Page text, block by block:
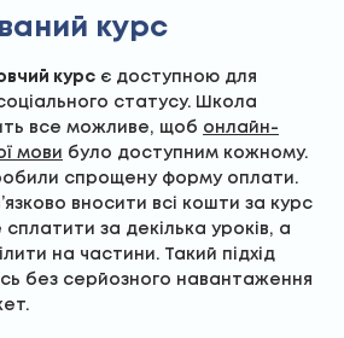
курс
курс є доступною для
соціального статусу. Школа
все можливе, щоб онлайн-
мови було доступним кожному.
спрощену форму оплати.
вносити всі кошти за курс
за декілька уроків, а
на частини. Такий підхід
без серйозного навантаження